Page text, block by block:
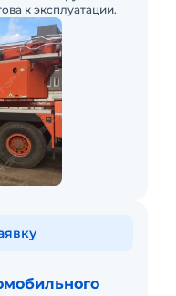
к эксплуатации.